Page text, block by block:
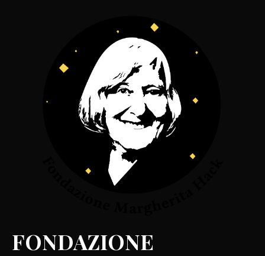
FONDAZIONE